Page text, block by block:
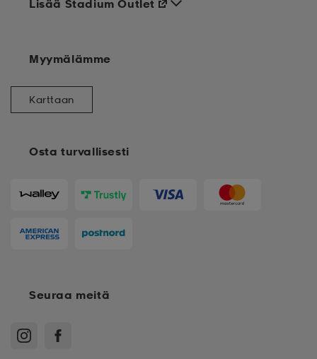
Osta turvallisesti
Lisää Stadium Outlet
Myymälämme
Karttaan
Seuraa meitä